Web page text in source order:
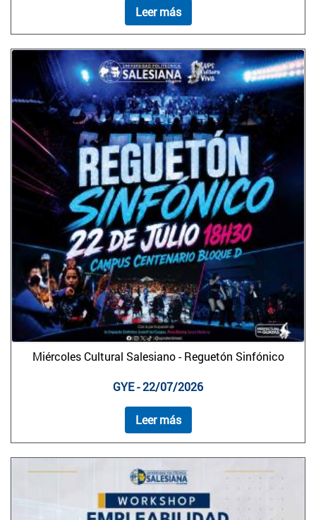
Leer más
Miércoles Cultural Salesiano - Reguetón Sinfónico
GYE - 22/07/2026
Leer más